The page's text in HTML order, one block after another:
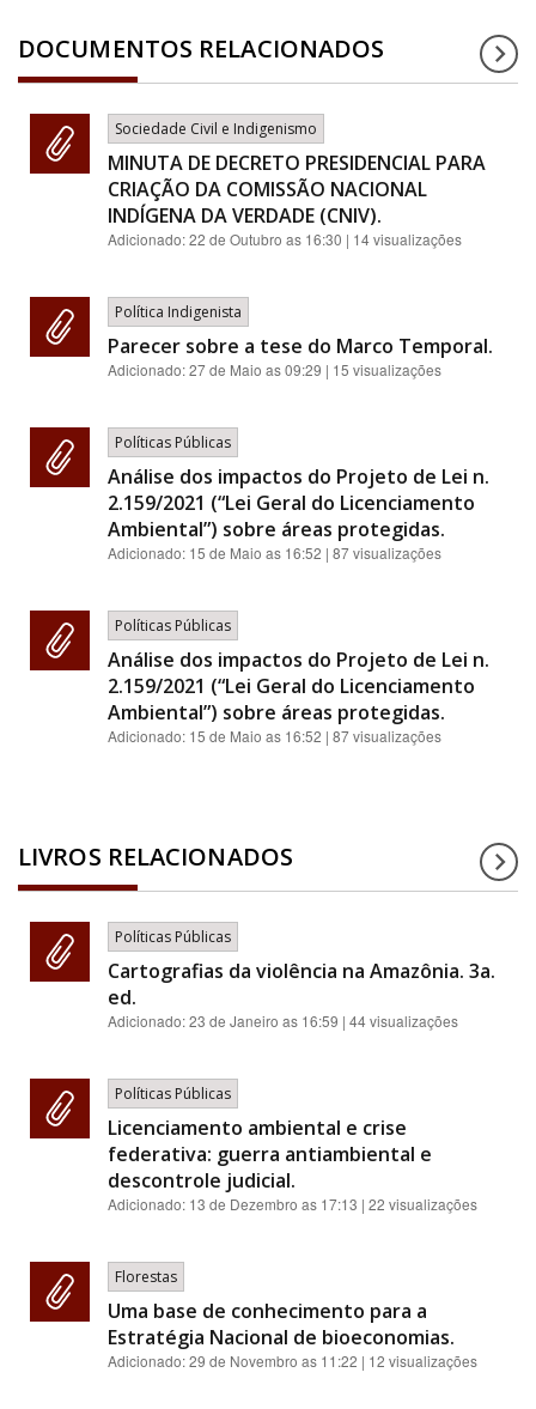
DOCUMENTOS RELACIONADOS
Sociedade Civil e Indigenismo
MINUTA DE DECRETO PRESIDENCIAL PARA
CRIAÇÃO DA COMISSÃO NACIONAL
INDÍGENA DA VERDADE (CNIV).
Adicionado:22 de Outubro as 16:30 | 14 visualizações
Política Indigenista
Parecer sobre a tese do Marco Temporal.
Adicionado:27 de Maio as 09:29 | 15 visualizações
Políticas Públicas
Análise dos impactos do Projeto de Lei n.
2.159/2021 (“Lei Geral do Licenciamento
Ambiental”) sobre áreas protegidas.
Adicionado: 15 de Maio as 16:52 | 87 visualizações
Políticas Públicas
Análise dos impactos do Projeto de Lei n.
2.159/2021 (“Lei Geral do Licenciamento
Ambiental”) sobre áreas protegidas.
Adicionado: 15 de Maio as 16:52 | 87 visualizações
LIVROS RELACIONADOS
Políticas Públicas
Cartografias da violência na Amazônia. 3a.
ed.
Adicionado:23 de Janeiro as 16:59 | 44 visualizações
Políticas Públicas
Licenciamento ambiental e crise
federativa: guerra antiambiental e
descontrole judicial.
Adicionado: 13 de Dezembro as 17:13 | 22 visualizações
Florestas
Uma base de conhecimento para a
Estratégia Nacional de bioeconomias.
Adicionado:29 de Novembro as 11:22 | 12 visualizações